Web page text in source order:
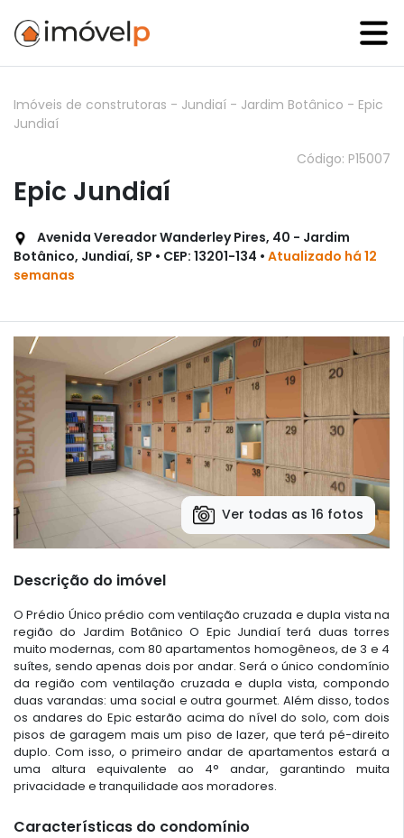
Imóveis de construtoras - Jundiaí - Jardim Botânico - Epic
Jundiaí
Código: P15007
Epic Jundiaí
Avenida Vereador Wanderley Pires, 40 - Jardim
Botânico, Jundiaí, SP • CEP: 13201-134 • Atualizado há 12
semanas
Ver todas as 16 fotos
Descrição do imóvel
O Prédio Único prédio com ventilação cruzada e dupla vista na
região do Jardim Botânico O Epic Jundiaí terá duas torres
muito modernas, com 80 apartamentos homogêneos, de 3 e 4
suítes, sendo apenas dois por andar. Será o único condomínio
da região com ventilação cruzada e dupla vista, compondo
duas varandas: uma social e outra gourmet. Além disso, todos
os andares do Epic estarão acima do nível do solo, com dois
pisos de garagem mais um piso de lazer, que terá pé-direito
duplo. Com isso, o primeiro andar de apartamentos estará a
uma altura equivalente ao 4° andar, garantindo muita
privacidade e tranquilidade aos moradores.
Características do condomínio